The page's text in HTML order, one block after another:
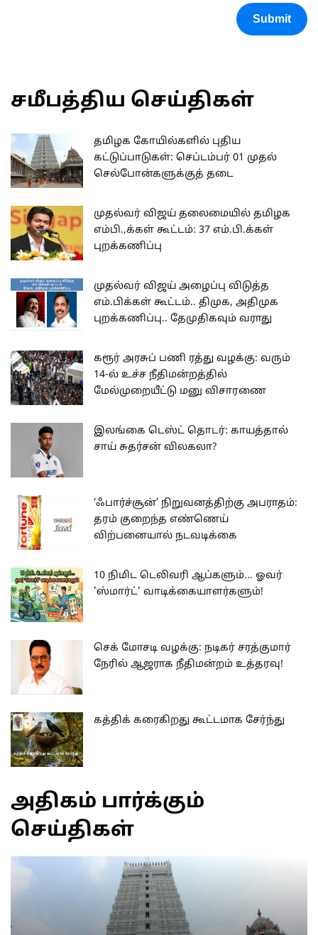
Submit
சமீபத்திய செய்திகள்
தமிழக கோயில்களில் புதிய
கட்டுப்பாடுகள்: செப்டம்பர் 01 முதல்
செல்போன்களுக்குத் தடை
முதல்வர் விஜய் தலைமையில் தமிழக
எம்பி.,க்கள் கூட்டம்: 37 எம்.பி.க்கள்
புறக்கணிப்பு
முதல்வர் விஜய் அழைப்பு விடுத்த
எம்.பிக்கள் கூட்டம்.. திமுக, அதிமுக
புறக்கணிப்பு.. தேமுதிகவும் வராது
கரூர் அரசுப் பணி ரத்து வழக்கு: வரும்
14-ல் உச்ச நீதிமன்றத்தில்
மேல்முறையீட்டு மனு விசாரணை
இலங்கை டெஸ்ட் தொடர்: காயத்தால்
சாய் சுதர்சன் விலகலா?
‘ஃபார்ச்சூன்’ நிறுவனத்திற்கு அபராதம்:
தரம் குறைந்த எண்ணெய்
விற்பனையால் நடவடிக்கை
10 நிமிட டெலிவரி ஆப்களும்... ஓவர்
'ஸ்மார்ட்' வாடிக்கையாளர்களும்!
செக் மோசடி வழக்கு: நடிகர் சரத்குமார்
நேரில் ஆஜராக நீதிமன்றம் உத்தரவு!
கத்திக் கரைகிறது கூட்டமாக சேர்ந்து
அதிகம் பார்க்கும்
செய்திகள்